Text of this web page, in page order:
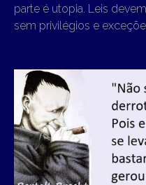
parte é utopia. Leis
sem privilégios e